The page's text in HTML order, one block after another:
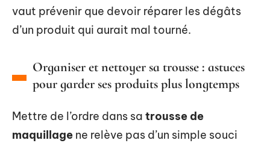
vaut prévenir que devoir réparer les dégâts
d’un produit qui aurait mal tourné.
Organiser et nettoyer sa trousse : astuces
pour garder ses produits plus longtemps
Mettre de l’ordre dans sa trousse de
maquillage ne relève pas d’un simple souci